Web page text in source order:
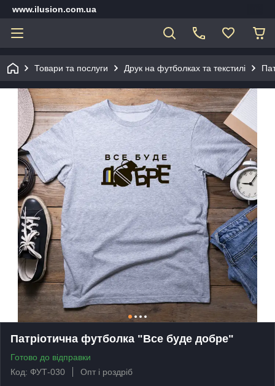
www.ilusion.com.ua
Товари та послуги Друк на футболках та текстилі
Патріотична футболка "Все буде добре"
Готово до відправки
Код: ФУТ-030
Опт і роздріб